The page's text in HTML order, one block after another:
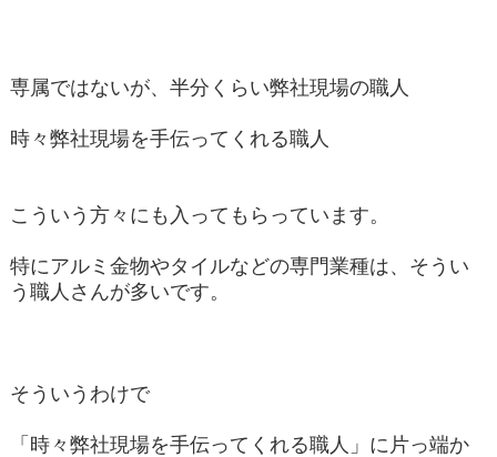
専属ではないが、半分くらい弊社現場の職人
時々弊社現場を手伝ってくれる職人
こういう方々にも入ってもらっています。
特にアルミ金物やタイルなどの専門業種は、そうい
う職人さんが多いです。
そういうわけで
「時々弊社現場を手伝ってくれる職人」に片っ端か